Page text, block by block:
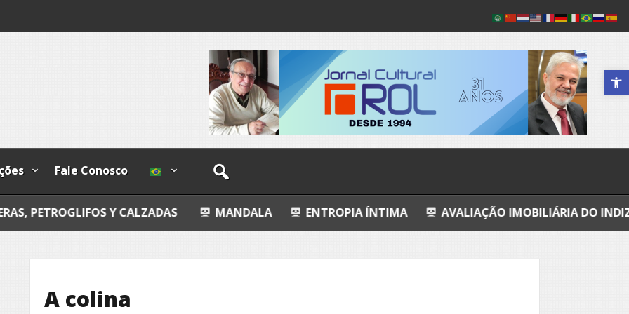
Abrir a
Fale Conosco
Y CALZADAS MANDALA ENTROPIA ÍNTIMA AVALIAÇÃO IMOBILIÁRIA DO INDIZÍVEL A
A colina